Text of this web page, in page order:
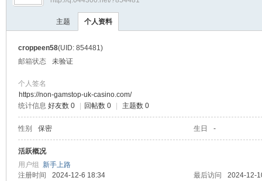
›
主题 个人资料
croppeen58(UID: 854481)
邮箱状态
未验证
个人签名
https://non-gamstop-uk-casino.com/
统计信息 好友数 0 回帖数 0 主题数 0
性别 保密 生日 -
活跃概况
用户组 新手上路
注册时间
2024-12-6 18:34 最后访问
2024-12-